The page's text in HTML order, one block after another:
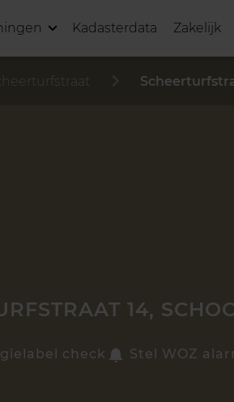
Kadasterdata Zakelijk
14,
check Stel WOZ